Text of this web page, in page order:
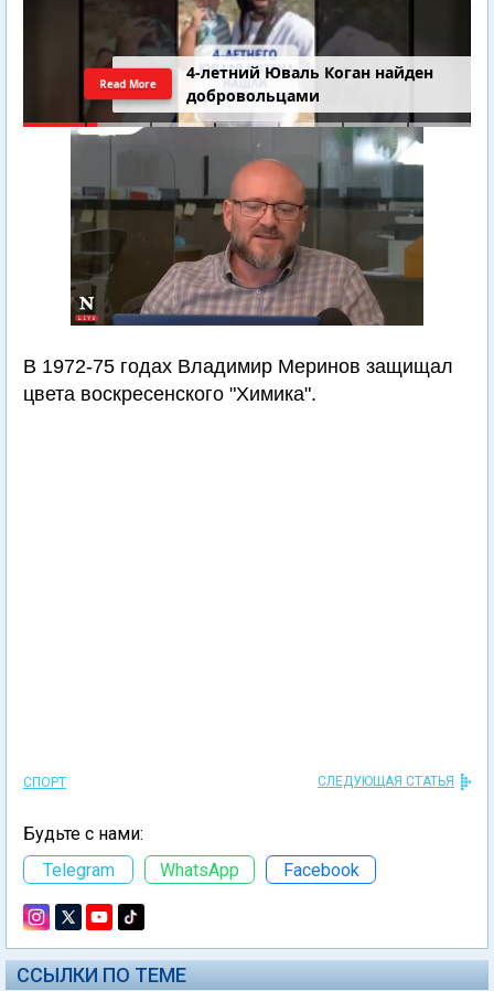
4-летний Юваль Коган найден
добровольцами
Read More
В 1972-75 годах Владимир Меринов защищал
цвета воскресенского "Химика".
СПОРТ СЛЕДУЮЩАЯ СТАТЬЯ
Будьте с нами:
Telegram
WhatsApp Facebook
ССЫЛКИ ПО ТЕМЕ